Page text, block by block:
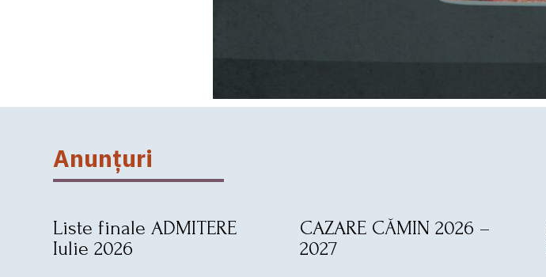
Anunțuri
Liste finale ADMITERE
Iulie 2026
CAZARE CĂMIN 2026 –
2027